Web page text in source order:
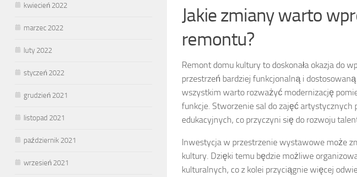
Jakie zmiany warto
remontu?
Remont domu kultury to doskonała okazja do
przestrzeń bardziej funkcjonalną i
wszystkim warto rozważyć modernizację
funkcje. Stworzenie sal do zajęć
edukacyjnych, co przyczyni się do rozwoju
Inwestycja w przestrzenie wystawowe może
kultury. Dzięki temu będzie możliwe
kulturalnych, co z kolei przyciągnie więcej
kwiecień 2022
marzec 2022
luty 2022
styczeń 2022
grudzień 2021
listopad 2021
październik 2021
wrzesień 2021